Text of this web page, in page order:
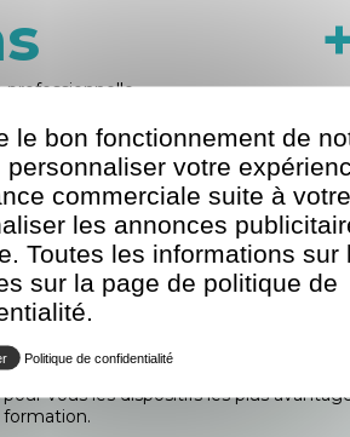
professionnelle
Trouver le dispositif le
votre situation
De nombreux leviers de financement
être complexe de définir lequel sera le
font un bilan personnalisé de votre
pour vous les dispositifs les plus
formation.
le bon fonctionnement de
votre
commerciale suite à votre
les annonces
Toutes les informations sur
sur la page de politique de
Politique de confidentialité